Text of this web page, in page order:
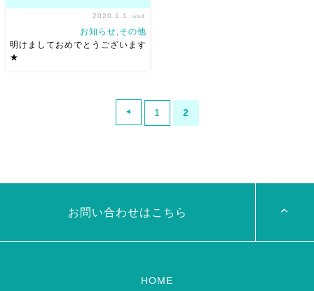
2019年は樫尾 聡美
(Satomi Kashio) さんの作品
2020.1.1 wed.
お知らせ,その他
明けましておめでとうございます
★
1 2
お問い合わせはこちら
HOME